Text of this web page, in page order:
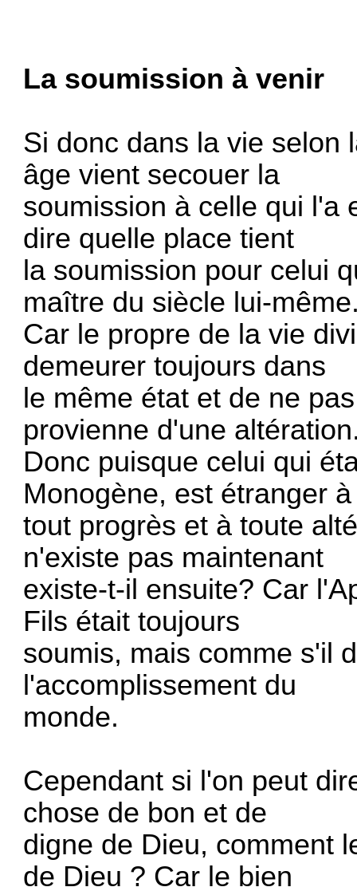
La soumission à venir
Si donc dans la vie selon
âge vient secouer la
soumission à celle qui l'a
dire quelle place tient
la soumission pour celui
maître du siècle lui-
Car le propre de la vie
demeurer toujours dans
le même état et de ne
provienne d'une
Donc puisque celui qui
Monogène, est étranger à
tout progrès et à toute
n'existe pas maintenant
existe-t-il ensuite? Car
Fils était toujours
soumis, mais comme s'il
l'accomplissement du
monde.
Cependant si l'on peut
chose de bon et de
digne de Dieu, comment
de Dieu ? Car le bien